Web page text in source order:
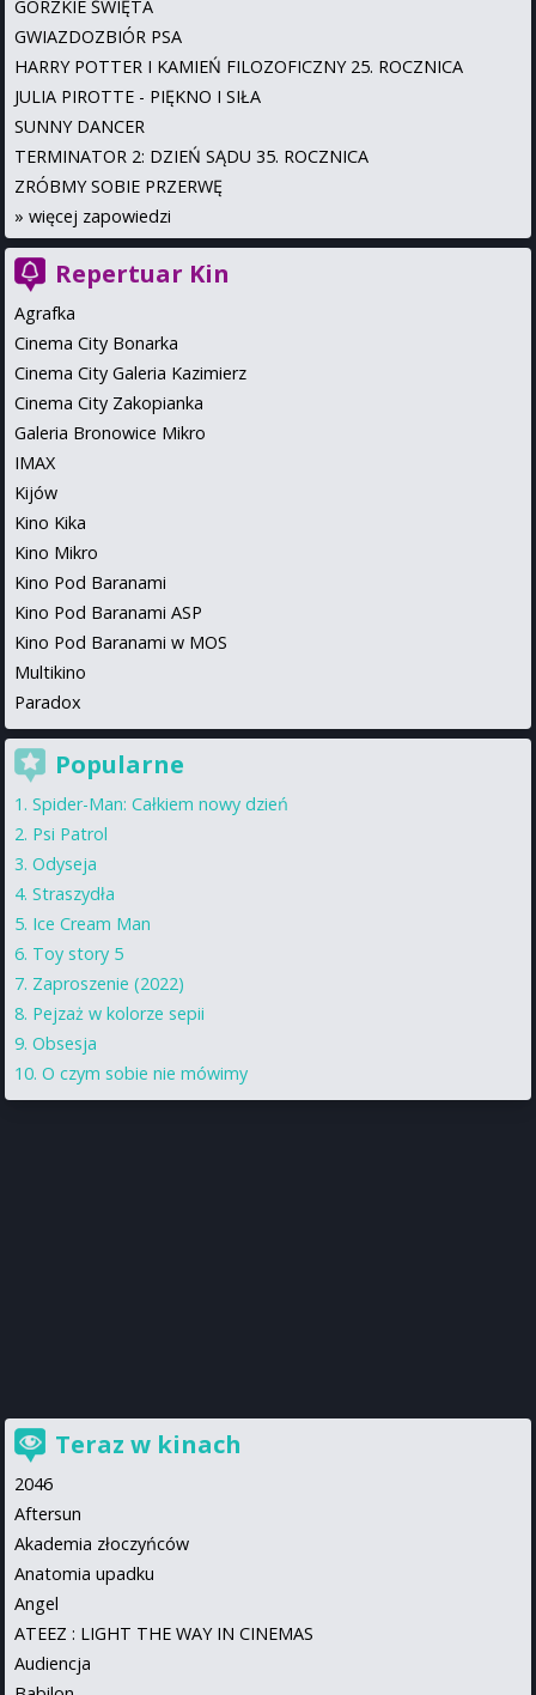
GORZKIE ŚWIĘTA
GWIAZDOZBIÓR PSA
HARRY POTTER I KAMIEŃ FILOZOFICZNY 25. ROCZNICA
JULIA PIROTTE - PIĘKNO I SIŁA
SUNNY DANCER
TERMINATOR 2: DZIEŃ SĄDU 35. ROCZNICA
ZRÓBMY SOBIE PRZERWĘ
» więcej zapowiedzi
Repertuar Kin
Agrafka
Cinema City Bonarka
Cinema City Galeria Kazimierz
Cinema City Zakopianka
Galeria Bronowice Mikro
IMAX
Kijów
Kino Kika
Kino Mikro
Kino Pod Baranami
Kino Pod Baranami ASP
Kino Pod Baranami w MOS
Multikino
Paradox
Popularne
Spider-Man: Całkiem nowy dzień
Psi Patrol
Odyseja
Straszydła
Ice Cream Man
Toy story 5
Zaproszenie (2022)
Pejzaż w kolorze sepii
Obsesja
O czym sobie nie mówimy
Teraz w kinach
2046
Aftersun
Akademia złoczyńców
Anatomia upadku
Angel
ATEEZ : LIGHT THE WAY IN CINEMAS
Audiencja